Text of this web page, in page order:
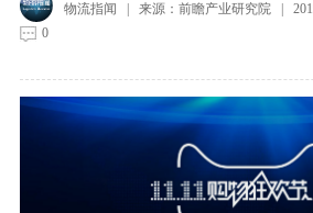
物流指闻 | 来源： 前瞻产业研究院|
0